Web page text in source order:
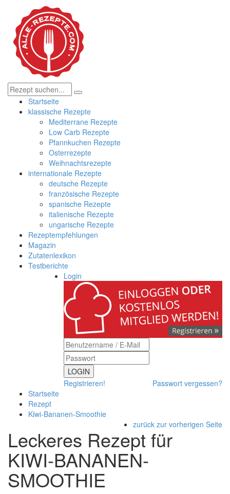
Startseite
klassische Rezepte
Mediterrane Rezepte
Low Carb Rezepte
Pfannkuchen Rezepte
Osterrezepte
Weihnachtsrezepte
internationale Rezepte
deutsche Rezepte
französische Rezepte
spanische Rezepte
italienische Rezepte
ungarische Rezepte
Rezeptempfehlungen
Magazin
Zutatenlexikon
Testberichte
Login
LOGIN
Registrieren!
Passwort vergessen?
Startseite
Rezept
Kiwi-Bananen-Smoothie
zurück zur vorherigen Seite
Leckeres Rezept für
KIWI-BANANEN-
SMOOTHIE